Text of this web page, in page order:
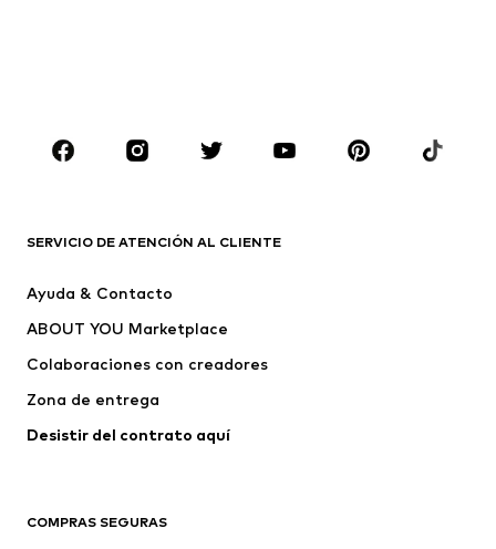
Zapatos
Deporte
Vestidos
Camisetas y tops
Chaquetas
Jerséis y punto
Ropa interior
Abrigos
Tallas grandes
SERVICIO DE ATENCIÓN AL CLIENTE
Ayuda & Contacto
ABOUT YOU Marketplace
Colaboraciones con creadores
Zona de entrega
Desistir del contrato aquí
COMPRAS SEGURAS